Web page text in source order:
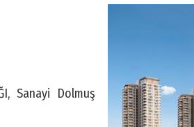
Sanayi Dolmuş